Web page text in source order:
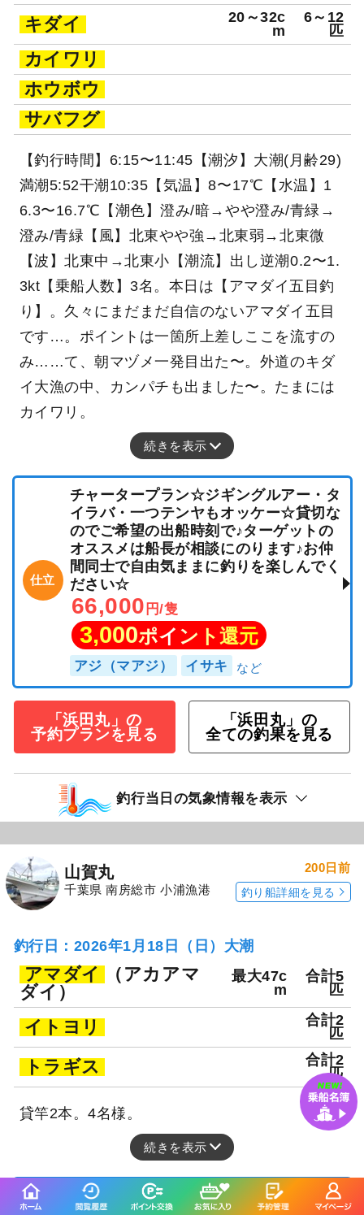
キダイ
20～32c
m
6～12
匹
カイワリ
ホウボウ
サバフグ
【釣行時間】6:15〜11:45【潮汐】大潮(月齢29)
満潮5:52干潮10:35【気温】8〜17℃【水温】1
6.3〜16.7℃【潮色】澄み/暗→やや澄み/青緑→
澄み/青緑【風】北東やや強→北東弱→北東微
【波】北東中→北東小【潮流】出し逆潮0.2〜1.
3kt【乗船人数】3名。本日は【アマダイ五目釣
り】。久々にまだまだ自信のないアマダイ五目
です…。ポイントは一箇所上差しここを流すの
み……て、朝マヅメ一発目出た〜。外道のキダ
イ大漁の中、カンパチも出ました〜。たまには
カイワリ。
続きを表示
仕立
チャータープラン☆ジギングルアー・タ
イラバ・一つテンヤもオッケー☆貸切な
のでご希望の出船時刻で♪ターゲットの
オススメは船長が相談にのります♪お仲
間同士で自由気ままに釣りを楽しんでく
ださい☆
66,000 円/隻
3,000ポイント還元
アジ（マアジ） イサキ
「浜田丸」の
予約プランを見る
「浜田丸」の
全ての釣果を見る
釣行当日の気象情報を表示
山賀丸
千葉県 南房総市 小浦漁港
200日前
釣り船詳細を見る
釣行日：2026年1月18日（日）大潮
アマダイ
（アカアマ
ダイ）
最大47c
m
合計5
匹
イトヨリ
合計2
匹
トラギス
合計2
匹
貸竿2本。4名様。
続きを表示
☆午前便☆アマダイ釣りプラン☆漁師歴